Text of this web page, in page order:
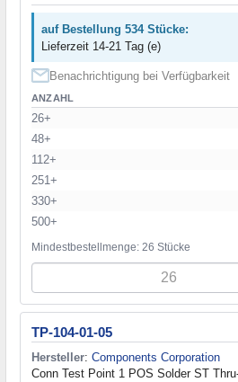
auf Bestellung 534 Stücke:
Lieferzeit 14-21 Tag (e)
Benachrichtigung bei Verfügbarkeit
ANZAHL
26+
48+
112+
251+
330+
500+
Mindestbestellmenge: 26 Stücke
TP-104-01-05
Hersteller: Components Corporation
Conn Test Point 1 POS Solder ST